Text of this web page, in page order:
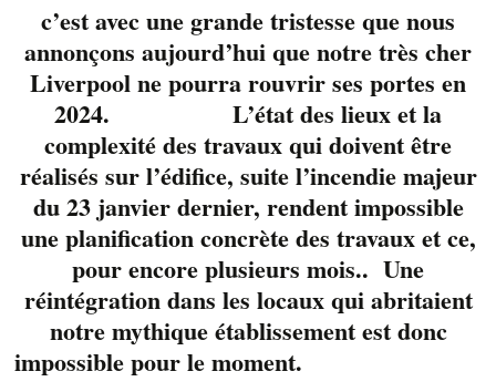
McFly est le gars que
tout le monde connait
dans le milieu!
Musicien/guitariste
accompli et reconnu
pour ses reprises
intégrales ainsi que
pour son « tone » très
noble! Marty c’est un
batteur de talent
naturel et très
c’est avec une grande tristesse que nous
annonçons aujourd’hui que notre très cher
Liverpool ne pourra rouvrir ses portes en
2024. L’état des lieux et la
complexité des travaux qui doivent être
réalisés sur l’édifice, suite l’incendie majeur
du 23 janvier dernier, rendent impossible
une planification concrète des travaux et ce,
pour encore plusieurs mois.. Une
réintégration dans les locaux qui abritaient
notre mythique établissement est donc
impossible pour le moment.